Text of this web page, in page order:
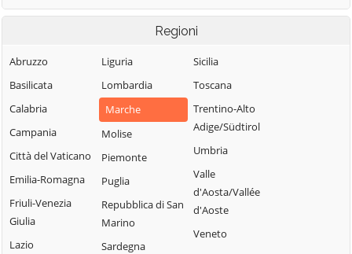
Numana
Osimo
Staffolo
Regioni
Abruzzo
Basilicata
Calabria
Campania
Città del Vaticano
Emilia-Romagna
Friuli-Venezia
Giulia
Lazio
Liguria
Lombardia
Marche
Molise
Piemonte
Puglia
Repubblica di San
Marino
Sardegna
Sicilia
Toscana
Trentino-Alto
Adige/Südtirol
Umbria
Valle
d'Aosta/Vallée
d'Aoste
Veneto